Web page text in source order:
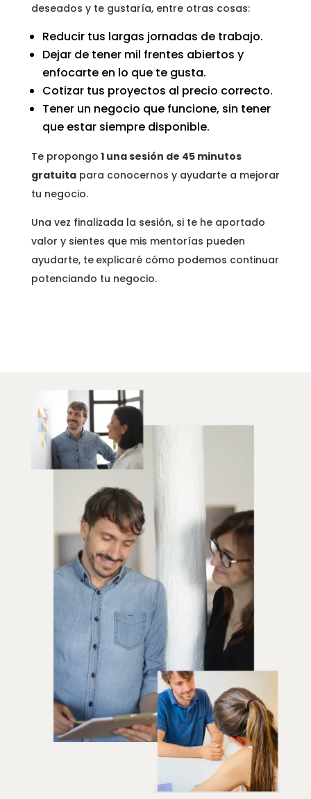
deseados y te gustaría, entre otras cosas:
Reducir tus largas jornadas de trabajo.
Dejar de tener mil frentes abiertos y
enfocarte en lo que te gusta.
Cotizar tus proyectos al precio correcto.
Tener un negocio que funcione, sin tener
que estar siempre disponible.
Te propongo 1 una sesión de 45 minutos
gratuitapara conocernos y ayudarte a mejorar
tu negocio.
Una vez finalizada la sesión, si te he aportado
valor y sientes que mis mentorías pueden
ayudarte, te explicaré cómo podemos continuar
potenciando tu negocio.